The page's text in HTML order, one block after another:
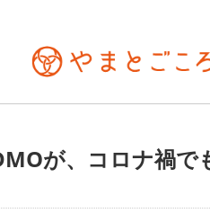
が、コロナ禍で